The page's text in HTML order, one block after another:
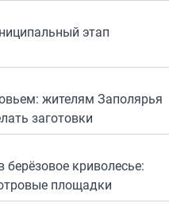
этап
жителям Заполярья
заготовки
криволесье:
площадки